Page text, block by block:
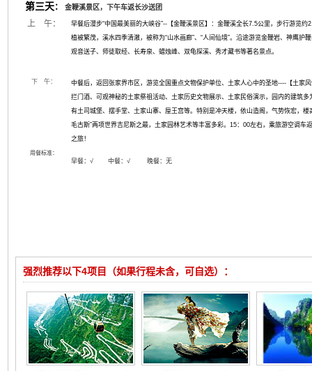
第三天： 金鞭溪景区，下午车返长沙送团
上 午：
早餐后漫步“中国最美丽的大峡谷”--【金鞭溪景区】：金鞭溪全长7.5公里，步行游览
植被繁茂，溪水四季清澈，被称为“山水画廊”、“人间仙境”。沿途游览金鞭岩、神鹰
观音送子、师徒取经、长寿泉、蜡烛峰、双龟探溪、秀才藏书等著名景点。
下 午：
中餐后，返回张家界市区，游览全国重点文物保护单位、土家人心中的圣地----【土家
拦门酒、可观神秘的土家祭祖活动、土家历史文物展示、土家民俗演示，园内的建筑
有土司城堡、摆手堂、土家山寨、垕王宫等。特别是冲天楼，依山造阁，气势恢宏，
毛古斯”两项世界吉尼斯之最， 土家园林艺术等丰富多彩。 15：00左右，乘旅游空调车
之旅！
用餐标准：
早餐： √ 中餐：√ 晚餐：无
强烈推荐以下4项目（如果行程未含，可自选）：